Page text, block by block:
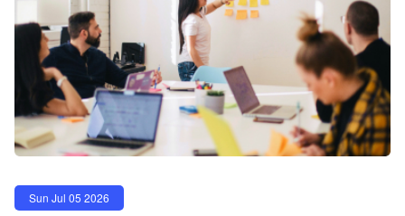
Sun Jul 05 2026